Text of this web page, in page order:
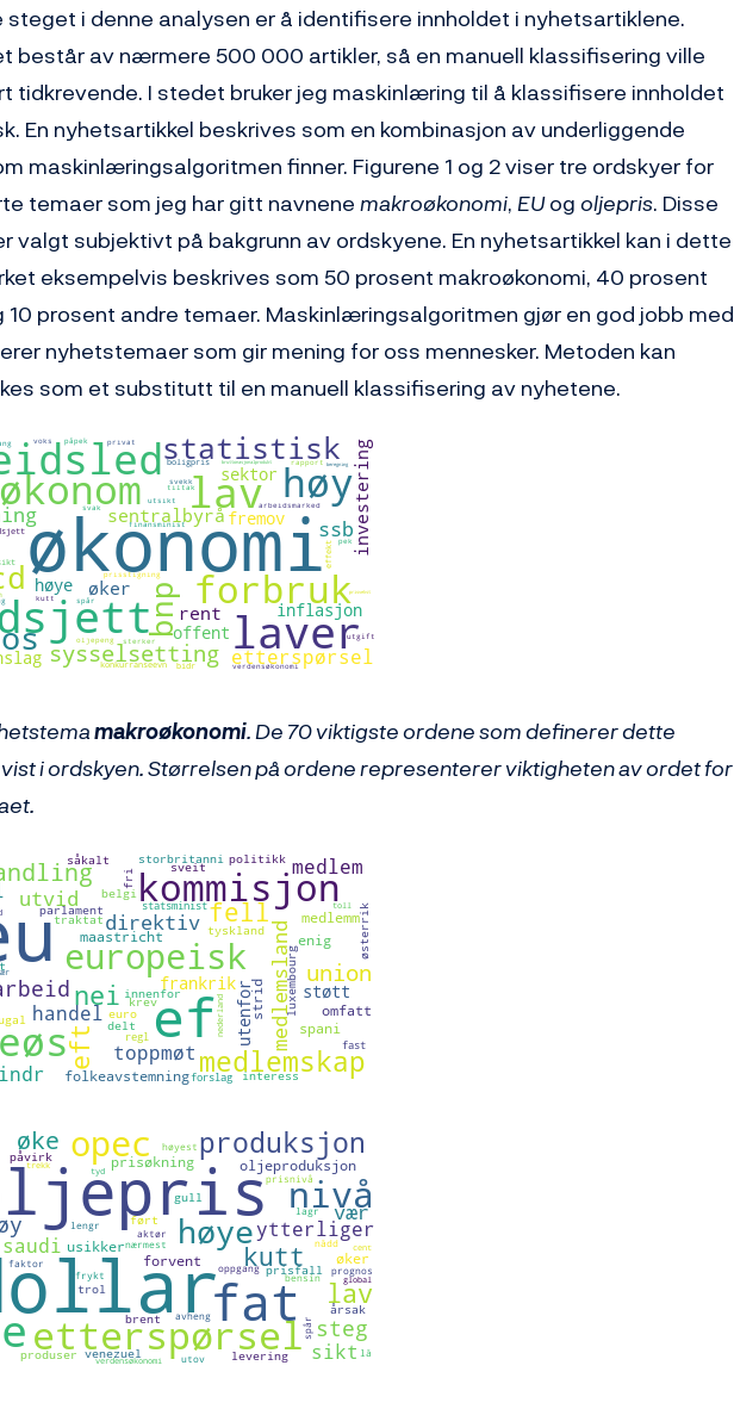
i denne analysen er å identifisere innholdet i nyhetsartiklene.
består av nærmere 500 000 artikler, så en manuell klassifisering ville
I stedet bruker jeg maskinlæring til å klassifisere innholdet
En nyhetsartikkel beskrives som en kombinasjon av underliggende
maskinlæringsalgoritmen finner. Figurene 1 og 2 viser tre ordskyer for
temaer som jeg har gitt navnenemakroøkonomi,EUogoljepris. Disse
valgt subjektivt på bakgrunn av ordskyene. En nyhetsartikkel kan i dette
eksempelvis beskrives som 50 prosent makroøkonomi, 40 prosent
10 prosent andre temaer. Maskinlæringsalgoritmen gjør en god jobb med
nyhetstemaer som gir mening for oss mennesker. Metoden kan
som et substitutt til en manuell klassifisering av nyhetene.
makroøkonomi. De 70 viktigste ordene som definerer dette
i ordskyen. Størrelsen på ordene representerer viktigheten av ordet for